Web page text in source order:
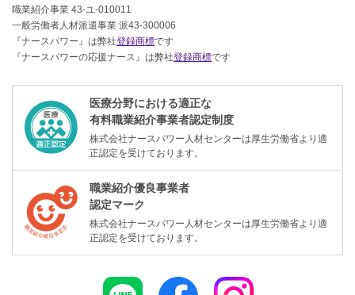
職業紹介事業 43-ユ-010011
一般労働者人材派遣事業 派43-300006
『ナースパワー』は弊社登録商標です
『ナースパワーの応援ナース』は弊社登録商標です
医療分野における適正な
有料職業紹介事業者認定制度
株式会社ナースパワー人材センターは厚生労働省より適
正認定を受けております。
職業紹介優良事業者
認定マーク
株式会社ナースパワー人材センターは厚生労働省より適
正認定を受けております。